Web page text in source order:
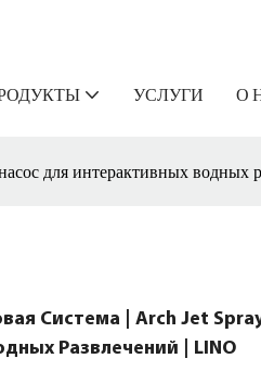
УСЛУГИ О
для интерактивных водных
Система | Arch Jet
Развлечений | LINO